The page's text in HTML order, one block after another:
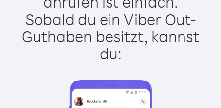
Sobald du ein Viber Out-
Guthaben besitzt, kannst
du: